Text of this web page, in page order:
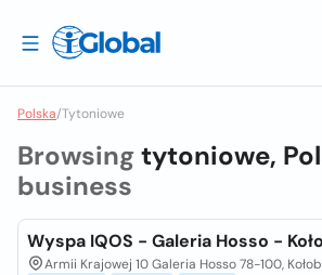
Polska/Tytoniowe
Browsingtytoniowe,
business
Wyspa IQOS - Galeria Hosso -
Armii Krajowej 10 Galeria Hosso 78-100,